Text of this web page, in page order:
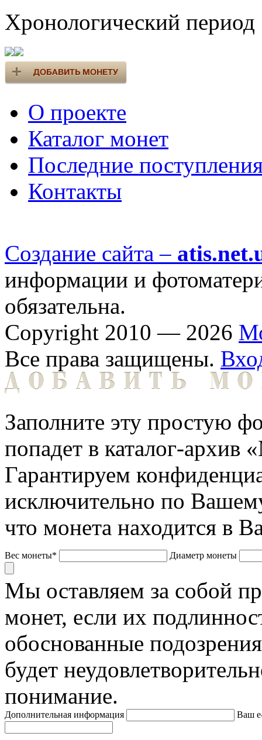
Хронологический период
О проекте
Каталог монет
Последние
Контакты
Создание сайта –
информации и
обязательна.
Copyright 2010 — 2026
Все права защищены.
Заполните эту простую
попадет в каталог-архив
Гарантируем
исключительно по
что монета находится в
Вес монеты* Диаметр монеты
Мы оставляем за собой
монет, если их
обоснованные
будет
понимание.
Дополнительная информация Ваш